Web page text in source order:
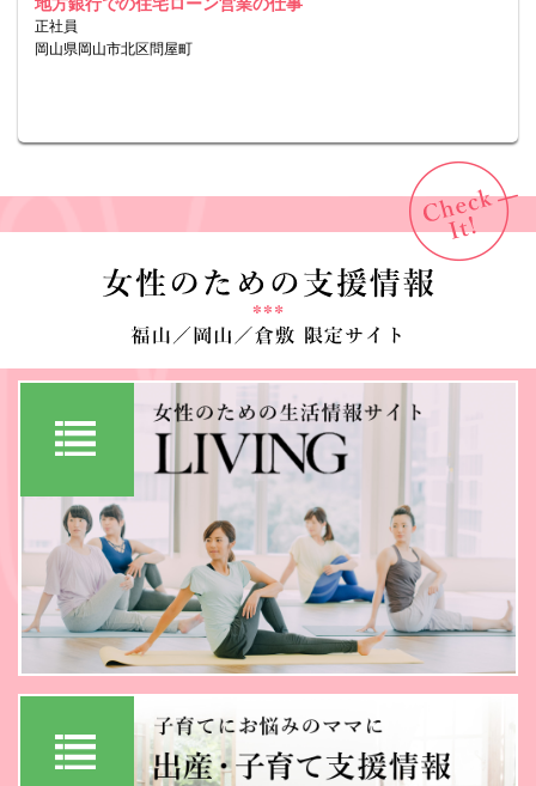
地方銀行での住宅ローン営業の仕事
正社員
岡山県岡山市北区問屋町